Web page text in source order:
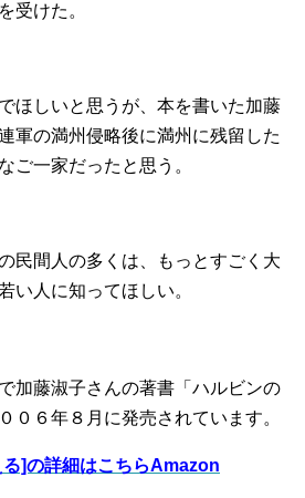
受けた。
ほしいと思うが、本を書いた加藤
軍の満州侵略後に満州に残留した
ご一家だったと思う。
民間人の多くは、もっとすごく大
い人に知ってほしい。
加藤淑子さんの著書「ハルビンの
０６年８月に発売されています。
]の詳細はこちらAmazon